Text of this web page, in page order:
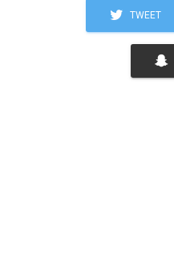
TWEET